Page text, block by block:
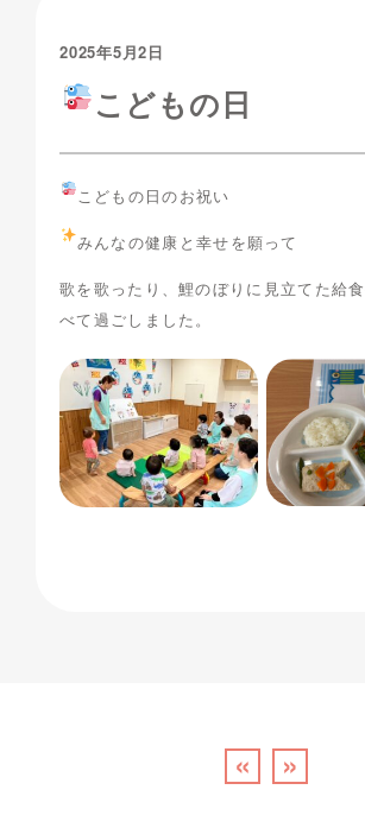
2025年5月2日
こどもの日
こどもの日のお祝い
みんなの健康と幸せを願って
歌を歌ったり、鯉のぼりに見立てた給
べて過ごしました。
« »